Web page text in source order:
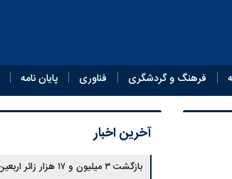
فرهنگ و گردشگری فناوری پایان‌ نامه
آخرین اخبار
بازگشت ۳ میلیون و ۱۷ هزار زائر اربعین به کشور